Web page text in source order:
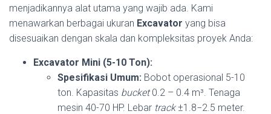
menjadikannya alat utama yang wajib ada. Kami
menawarkan berbagai ukuran Excavator yang bisa
disesuaikan dengan skala dan kompleksitas proyek Anda:
Excavator Mini (5-10 Ton):
Spesifikasi Umum: Bobot operasional 5-10
ton. Kapasitas bucket0.2 – 0.4 m³. Tenaga
mesin 40-70 HP. Lebar track ±1.8−2.5 meter.